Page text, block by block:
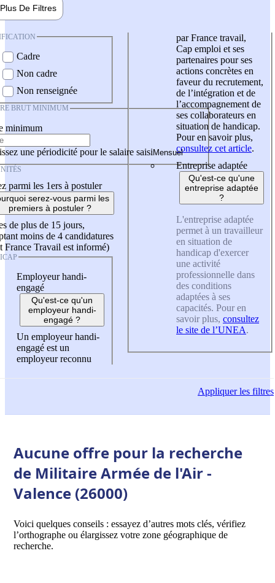
Plus De Filtres
Cadre
Non cadre
Non renseignée
BRUT MINIMUM
minimum
une périodicité pour le salaire saisi
parmi les 1ers à postuler
serez-vous parmi les
premiers à postuler ?
de plus de 15 jours,
moins de 4 candidatures
France Travail est informé)
Employeur handi-
engagé
Qu'est-ce qu'un
employeur handi-
engagé ?
Un employeur handi-
engagé est un
employeur reconnu
par France travail,
Cap emploi et ses
partenaires pour ses
actions concrètes en
faveur du recrutement,
de l’intégration et de
l’accompagnement de
ses collaborateurs en
situation de handicap.
Pour en savoir plus,
consultez cet article.
Entreprise adaptée
Qu'est-ce qu'une
entreprise adaptée
?
L'entreprise adaptée
permet à un travailleur
en situation de
handicap d'exercer
une activité
professionnelle dans
des conditions
adaptées à ses
capacités. Pour en
savoir plus, consultez
le site de l’UNEA.
Appliquerles filtres
Aucune offre pour la recherche
de Militaire Armée de l'Air -
Valence (26000)
Voici quelques conseils : essayez d’autres mots clés, vérifiez
l’orthographe ou élargissez votre zone géographique de
recherche.